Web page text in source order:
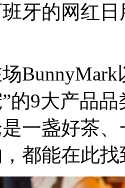
牙的网红
的9大产品
一盏好茶
都能在此